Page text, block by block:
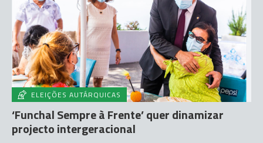
ELEIÇÕES AUTÁRQUICAS
‘Funchal Sempre à Frente’ quer dinamizar
projecto intergeracional